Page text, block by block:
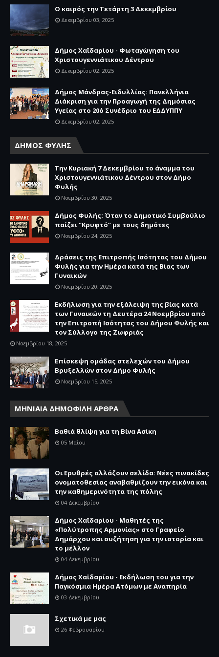
Ο καιρός την Τετάρτη 3 Δεκεμβρίου
Δεκεμβρίου 03, 2025
Δήμος Χαϊδαρίου - Φωταγώγηση του
Χριστουγεννιάτικου Δέντρου
Δεκεμβρίου 02, 2025
Δήμος Μάνδρας-Ειδυλλίας: Πανελλήνια
Διάκριση για την Προαγωγή της Δημόσιας
Υγείας στο 20ό Συνέδριο του ΕΔΔΥΠΠΥ
Δεκεμβρίου 02, 2025
ΔΗΜΟΣ ΦΥΛΗΣ
Την Κυριακή 7 Δεκεμβρίου το άναμμα του
Χριστουγεννιάτικου Δέντρου στον Δήμο
Φυλής
Νοεμβρίου 30, 2025
Δήμος Φυλής: Όταν το Δημοτικό Συμβούλιο
παίζει “Κρυφτό” με τους δημότες
Νοεμβρίου 24, 2025
Δράσεις της Επιτροπής Ισότητας του Δήμου
Φυλής για την Ημέρα κατά της Βίας των
Γυναικών
Νοεμβρίου 20, 2025
Εκδήλωση για την εξάλειψη της βίας κατά
των Γυναικών τη Δευτέρα 24 Νοεμβρίου από
την Επιτροπή Ισότητας του Δήμου Φυλής και
τον Σύλλογο της Ζωφριάς
Νοεμβρίου 18, 2025
Επίσκεψη ομάδας στελεχών του Δήμου
Βρυξελλών στον Δήμο Φυλής
Νοεμβρίου 15, 2025
ΜΗΝΙΑΙΑ ΔΗΜΟΦΙΛΗ ΑΡΘΡΑ
Βαθιά θλίψη για τη Βίνα Ασίκη
05 Μαΐου
Οι Ερυθρές αλλάζουν σελίδα: Νέες πινακίδες
ονοματοθεσίας αναβαθμίζουν την εικόνα και
την καθημερινότητα της πόλης
04 Δεκεμβρίου
Δήμος Χαϊδαρίου - Μαθητές της
«Πολύτροπης Αρμονίας» στο Γραφείο
Δημάρχου και συζήτηση για την ιστορία και
το μέλλον
04 Δεκεμβρίου
Δήμος Χαϊδαρίου - Εκδήλωση του για την
Παγκόσμια Ημέρα Ατόμων με Αναπηρία
03 Δεκεμβρίου
Σχετικά με μας
26 Φεβρουαρίου